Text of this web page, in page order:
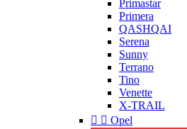
Primastar
Primera
QASHQAI
Serena
Sunny
Terrano
Tino
Venette
X-TRAIL
  Opel